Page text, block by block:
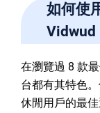
如何使
Vidwud
在瀏覽過 8 款
台都有其特色
休閒用戶的最